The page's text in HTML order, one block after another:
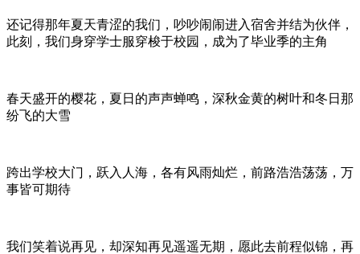
还记得那年夏天青涩的我们，吵吵闹闹进入宿舍并结为伙伴，
此刻，我们身穿学士服穿梭于校园，成为了毕业季的主角
春天盛开的樱花，夏日的声声蝉鸣，深秋金黄的树叶和冬日那
纷飞的大雪
跨出学校大门，跃入人海，各有风雨灿烂，前路浩浩荡荡，万
事皆可期待
我们笑着说再见，却深知再见遥遥无期，愿此去前程似锦，再